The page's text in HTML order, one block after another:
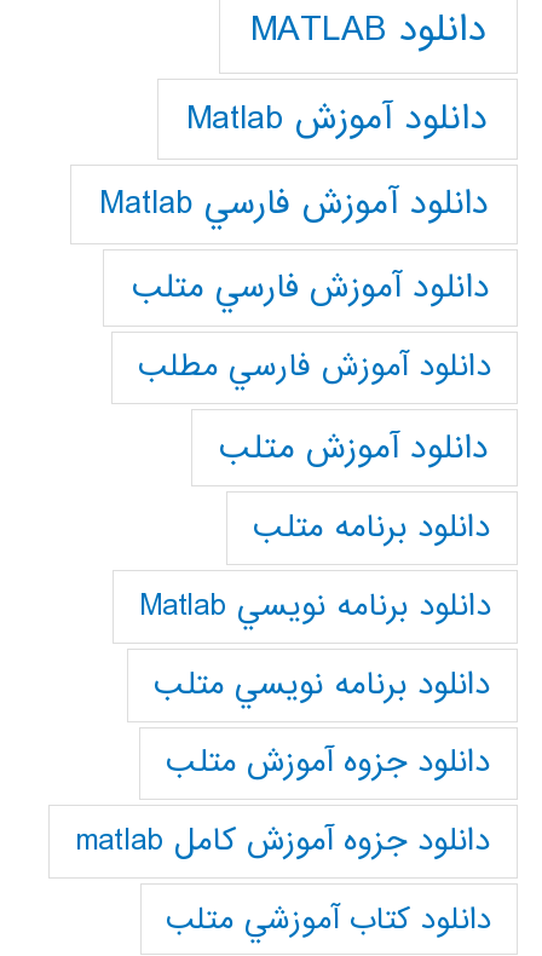
دانلود MATLAB
دانلود آموزش Matlab
دانلود آموزش فارسي Matlab
دانلود آموزش فارسي متلب
دانلود آموزش فارسي مطلب
دانلود آموزش متلب
دانلود برنامه متلب
دانلود برنامه نويسي Matlab
دانلود برنامه نويسي متلب
دانلود جزوه آموزش متلب
دانلود جزوه آموزش کامل matlab
دانلود كتاب آموزشي متلب